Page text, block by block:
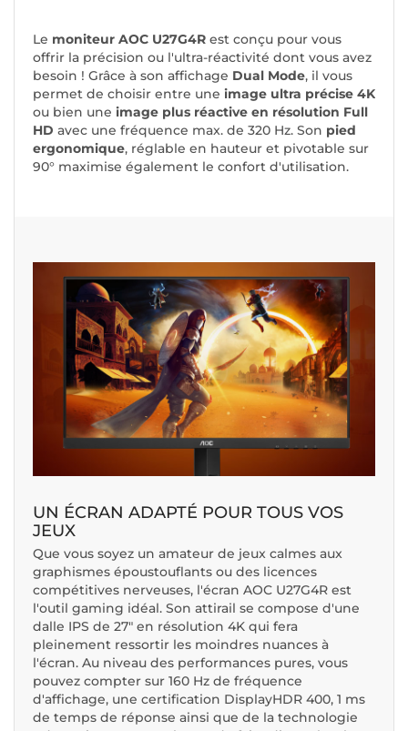
Le moniteur AOC U27G4R est conçu pour vous
offrir la précision ou l'ultra-réactivité dont vous avez
besoin ! Grâce à son affichage Dual Mode, il vous
permet de choisir entre une image ultra précise 4K
ou bien une image plus réactive en résolution Full
HD avec une fréquence max. de 320 Hz. Son pied
ergonomique, réglable en hauteur et pivotable sur
90° maximise également le confort d'utilisation.
UN ÉCRAN ADAPTÉ POUR TOUS VOS
JEUX
Que vous soyez un amateur de jeux calmes aux
graphismes époustouflants ou des licences
compétitives nerveuses, l'écran AOC U27G4R est
l'outil gaming idéal. Son attirail se compose d'une
dalle IPS de 27" en résolution 4K qui fera
pleinement ressortir les moindres nuances à
l'écran. Au niveau des performances pures, vous
pouvez compter sur 160 Hz de fréquence
d'affichage, une certification DisplayHDR 400, 1 ms
de temps de réponse ainsi que de la technologie